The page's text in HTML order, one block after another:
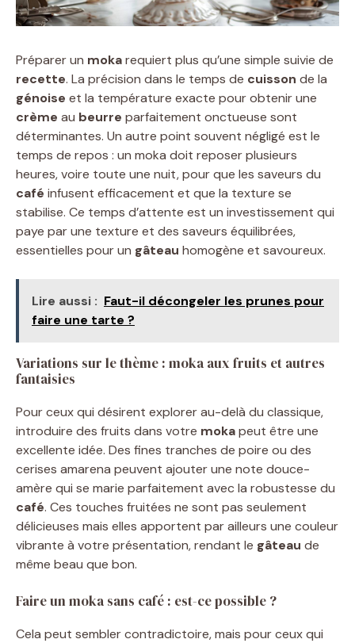
Préparer un mokarequiert plus qu’une simple suivie de
recette. La précision dans le temps de cuisson de la
génoise et la température exacte pour obtenir une
crème au beurre parfaitement onctueuse sont
déterminantes. Un autre point souvent négligé est le
temps de repos : un moka doit reposer plusieurs
heures, voire toute une nuit, pour que les saveurs du
café infusent efficacement et que la texture se
stabilise. Ce temps d’attente est un investissement qui
paye par une texture et des saveurs équilibrées,
essentielles pour un gâteau homogène et savoureux.
Lire aussi : Faut-il décongeler les prunes pour
faire une tarte ?
Variations sur le thème : moka aux fruits et autres
fantaisies
Pour ceux qui désirent explorer au-delà du classique,
introduire des fruits dans votre mokapeut être une
excellente idée. Des fines tranches de poire ou des
cerises amarena peuvent ajouter une note douce-
amère qui se marie parfaitement avec la robustesse du
café. Ces touches fruitées ne sont pas seulement
délicieuses mais elles apportent par ailleurs une couleur
vibrante à votre présentation, rendant le gâteau de
même beau que bon.
Faire un moka sans café : est-ce possible ?
Cela peut sembler contradictoire, mais pour ceux qui